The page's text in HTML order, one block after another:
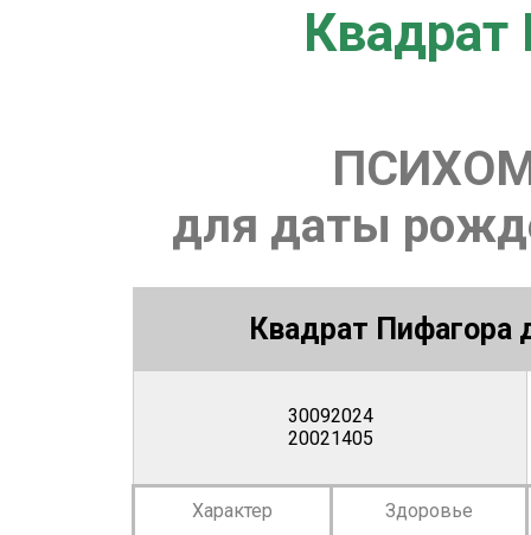
Квадрат
для даты
Квадрат Пифагора
30092024
20021405
Характер
Здоровье